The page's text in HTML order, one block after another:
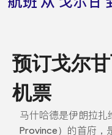
预订戈尔
机票
马什哈德是伊朗拉扎
Province）的首府，